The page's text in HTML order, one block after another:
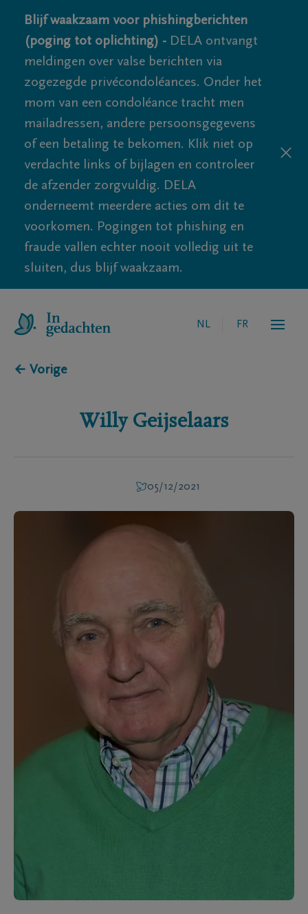
Blijf waakzaam voor phishingberichten
(poging tot oplichting) - DELA ontvangt
meldingen over valse berichten via
zogezegde privécondoléances. Onder het
mom van een condoléance tracht men
mailadressen, andere persoonsgegevens
of een betaling te bekomen. Klik niet op
verdachte links of bijlagen en controleer
de afzender zorgvuldig. DELA
onderneemt meerdere acties om dit te
voorkomen. Pogingen tot phishing en
fraude vallen echter nooit volledig uit te
sluiten, dus blijf waakzaam.
NL FR
← Vorige
Willy Geijselaars
05/12/2021